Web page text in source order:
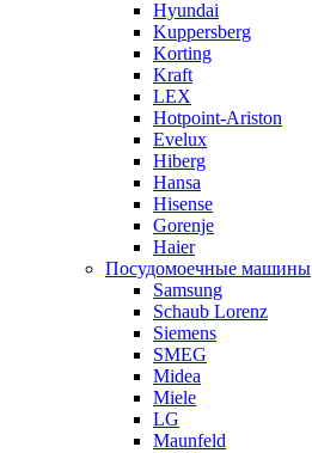
Hyundai
Kuppersberg
Korting
Kraft
LEX
Hotpoint-Ariston
Evelux
Hiberg
Hansa
Hisense
Gorenje
Haier
Посудомоечные машины
Samsung
Schaub Lorenz
Siemens
SMEG
Midea
Miele
LG
Maunfeld